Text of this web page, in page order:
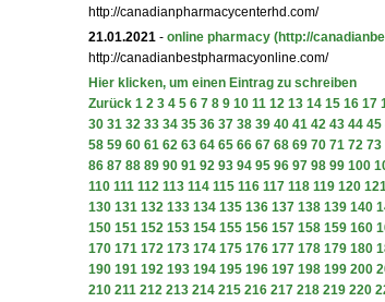
http://canadianpharmacycenterhd.com/
21.01.2021 - online pharmacy (http://
http://canadianbestpharmacyonline.com/
Hier klicken, um einen Eintrag zu schreiben
Zurück 1 2 3 4 5 6 7 8 9 10 11 12 13 14 15 16 17
30 31 32 33 34 35 36 37 38 39 40 41 42 43 44 45
58 59 60 61 62 63 64 65 66 67 68 69 70 71 72 73
86 87 88 89 90 91 92 93 94 95 96 97 98 99 100
110 111 112 113 114 115 116 117 118 119 120
130 131 132 133 134 135 136 137 138 139 140
150 151 152 153 154 155 156 157 158 159 160
170 171 172 173 174 175 176 177 178 179 180
190 191 192 193 194 195 196 197 198 199 200
210 211 212 213 214 215 216 217 218 219 220